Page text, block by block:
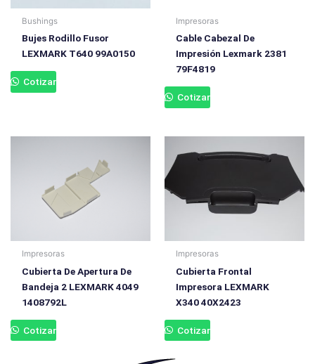
Bushings
Bujes Rodillo Fusor
LEXMARK T640 99A0150
Cotizar
Impresoras
Cable Cabezal De
Impresión Lexmark 2381
79F4819
Cotizar
Impresoras
Cubierta De Apertura De
Bandeja 2 LEXMARK 4049
1408792L
Cotizar
Impresoras
Cubierta Frontal
Impresora LEXMARK
X340 40X2423
Cotizar